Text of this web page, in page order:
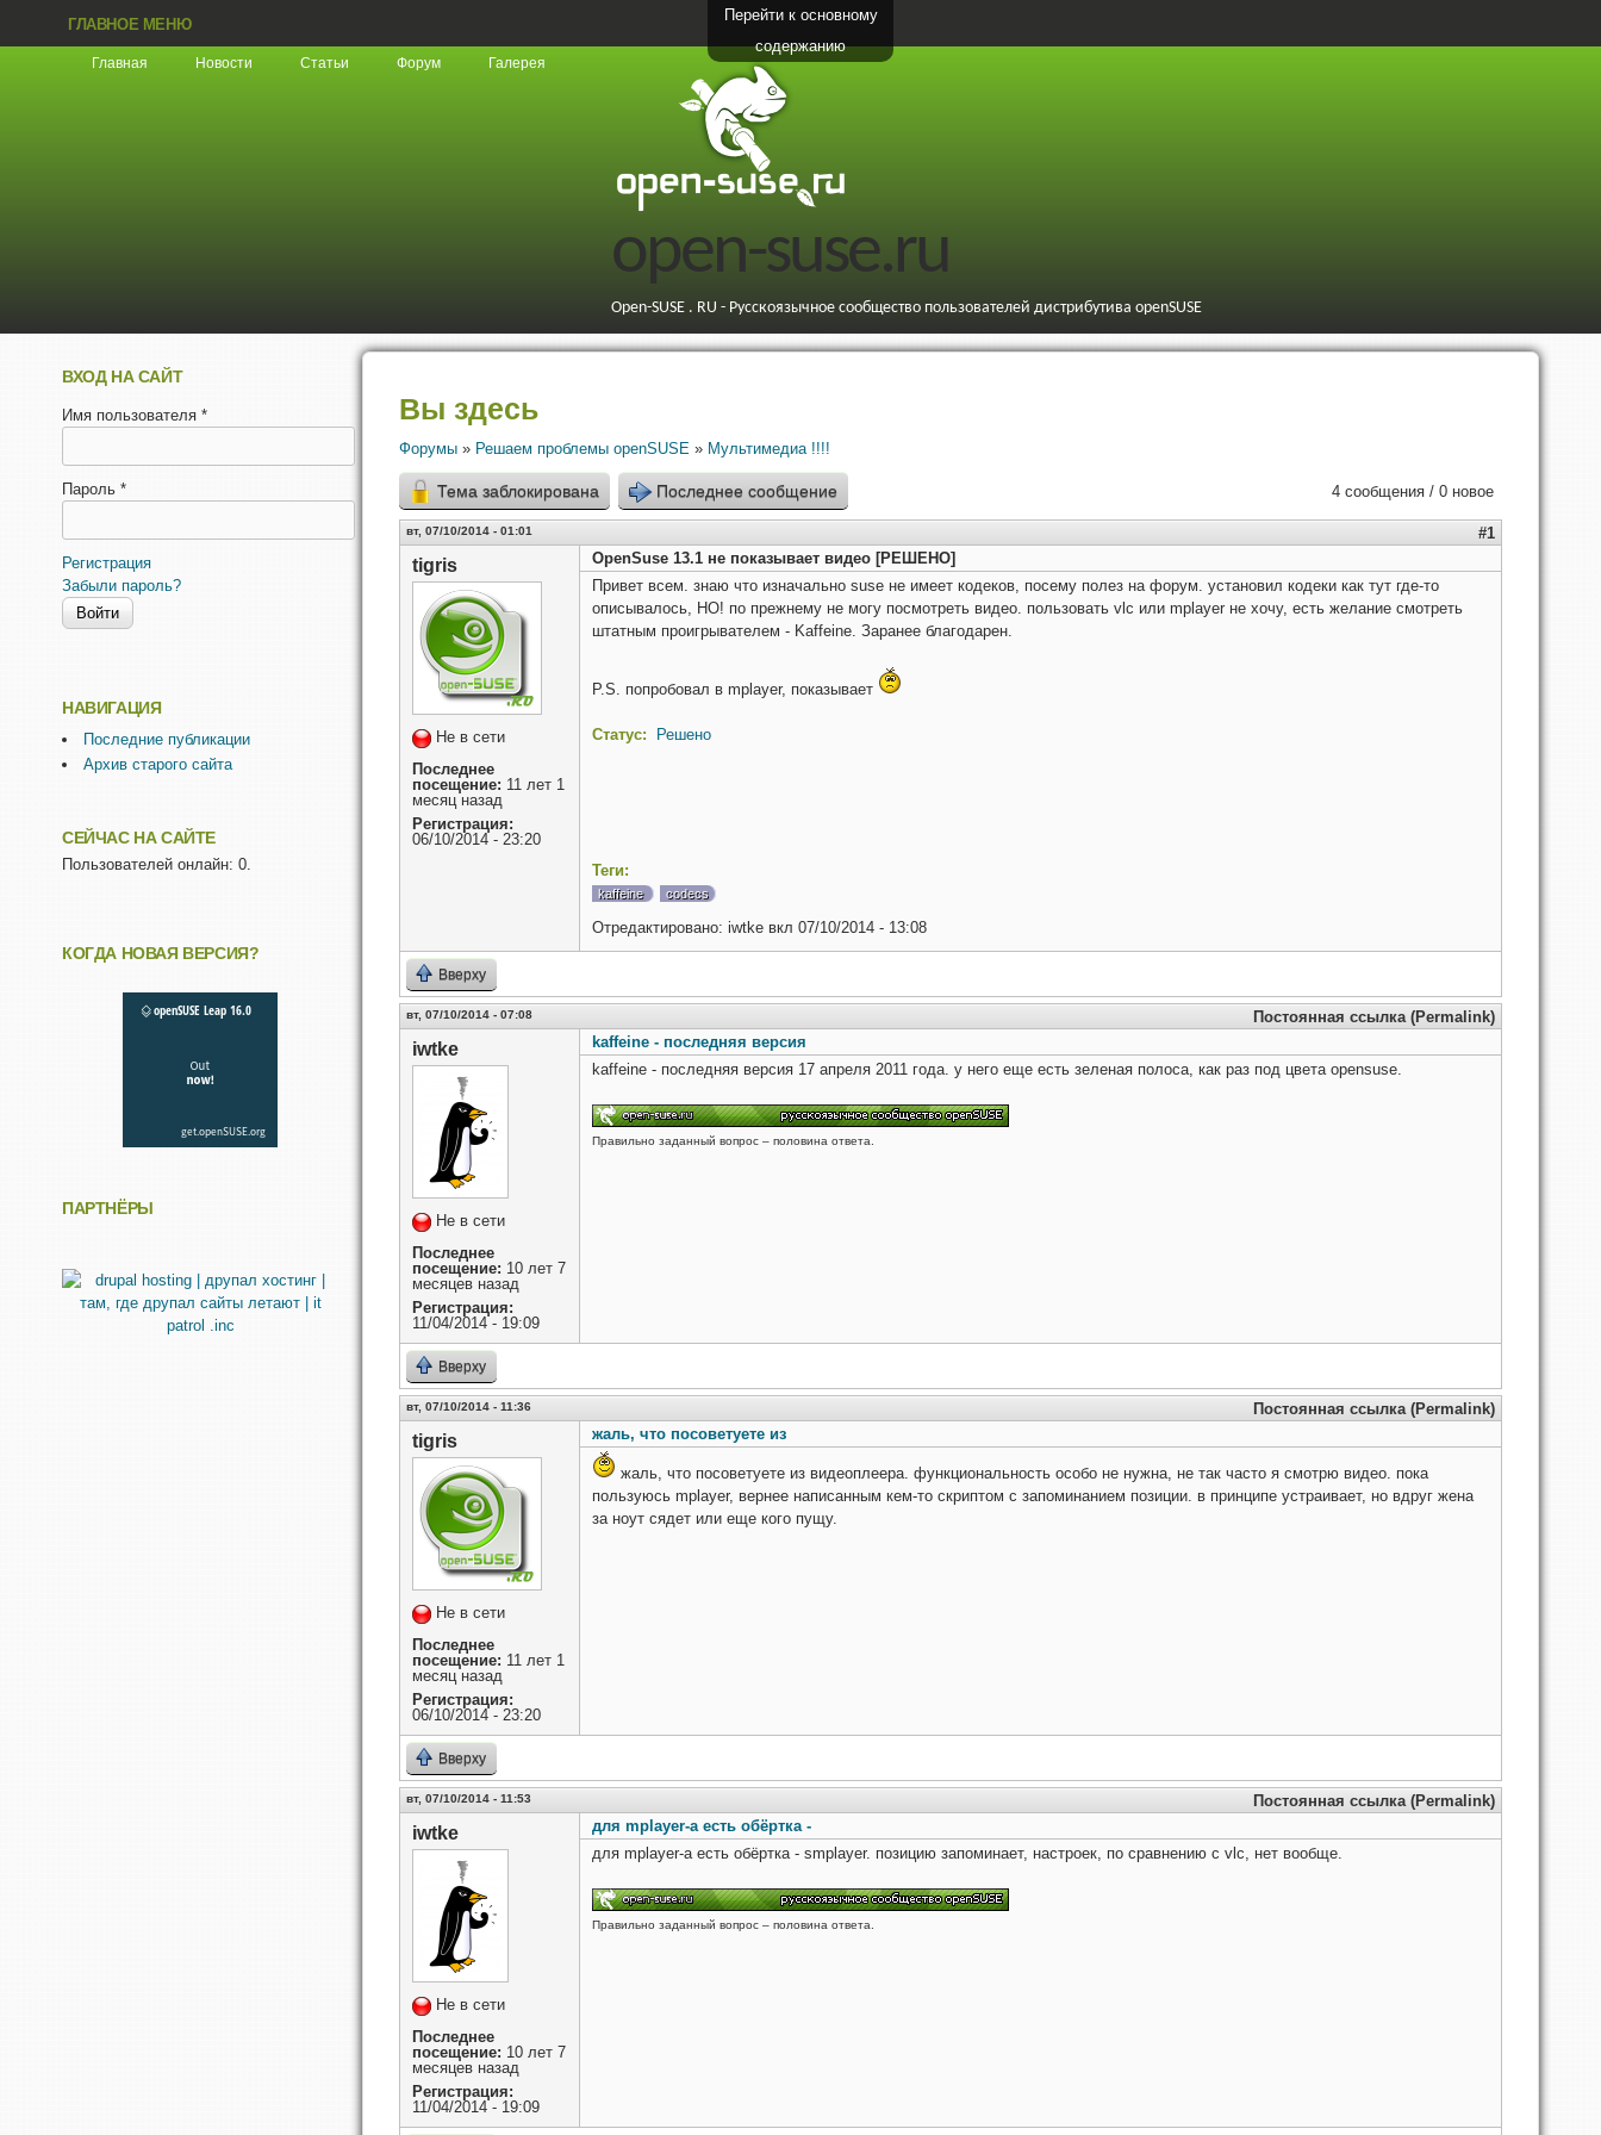
Перейти к основному
содержанию
ГЛАВНОЕ МЕНЮ
Главная Новости Статьи Форум Галерея
open-suse.ru
Open-SUSE . RU - Русскоязычное сообщество пользователей дистрибутива openSUSE
Вы здесь
Форумы » Решаем проблемы openSUSE » Мультимедиа !!!!
4 сообщения / 0 новое
Тема заблокирована Последнее сообщение
вт, 07/10/2014 - 01:01 #1
tigris
Не в сети
Последнее
посещение: 11 лет 1
месяц назад
Регистрация:
06/10/2014 - 23:20
OpenSuse 13.1 не показывает видео [РЕШЕНО]
Привет всем. знаю что изначально suse не имеет кодеков, посему полез на форум. установил кодеки как тут где-то
описывалось, НО! по прежнему не могу посмотреть видео. пользовать vlc или mplayer не хочу, есть желание смотреть
штатным проигрывателем - Kaffeine. Заранее благодарен.
P.S. попробовал в mplayer, показывает
Статус: Решено
Теги:
kaffeine codecs
Отредактировано: iwtke вкл 07/10/2014 - 13:08
Вверху
вт, 07/10/2014 - 07:08 Постоянная ссылка (Permalink)
iwtke
Не в сети
Последнее
посещение: 10 лет 7
месяцев назад
Регистрация:
11/04/2014 - 19:09
kaffeine - последняя версия
kaffeine - последняя версия 17 апреля 2011 года. у него еще есть зеленая полоса, как раз под цвета opensuse.
Правильно заданный вопрос – половина ответа.
Вверху
вт, 07/10/2014 - 11:36 Постоянная ссылка (Permalink)
tigris
Не в сети
Последнее
посещение: 11 лет 1
месяц назад
Регистрация:
06/10/2014 - 23:20
жаль, что посоветуете из
жаль, что посоветуете из видеоплеера. функциональность особо не нужна, не так часто я смотрю видео. пока
пользуюсь mplayer, вернее написанным кем-то скриптом с запоминанием позиции. в принципе устраивает, но вдруг жена
за ноут сядет или еще кого пущу.
Вверху
вт, 07/10/2014 - 11:53 Постоянная ссылка (Permalink)
iwtke
Не в сети
Последнее
посещение: 10 лет 7
месяцев назад
Регистрация:
11/04/2014 - 19:09
для mplayer-a есть обёртка -
для mplayer-a есть обёртка - smplayer. позицию запоминает, настроек, по сравнению с vlc, нет вообще.
Правильно заданный вопрос – половина ответа.
ВХОД НА САЙТ
Имя пользователя *
Пароль *
Регистрация
Забыли пароль?
НАВИГАЦИЯ
Последние публикации
Архив старого сайта
СЕЙЧАС НА САЙТЕ
Пользователей онлайн: 0.
КОГДА НОВАЯ ВЕРСИЯ?
ПАРТНЁРЫ